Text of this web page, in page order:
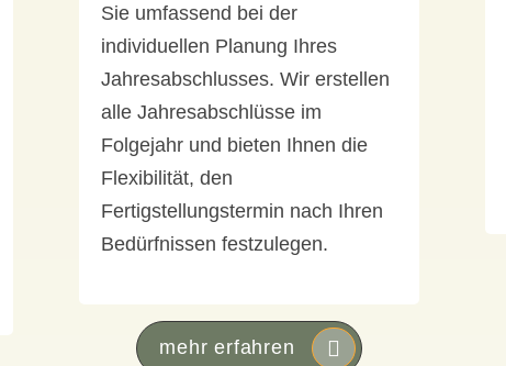
Sie umfassend bei der
individuellen Planung Ihres
Jahresabschlusses. Wir erstellen
alle Jahresabschlüsse im
Folgejahr und bieten Ihnen die
Flexibilität, den
Fertigstellungstermin nach Ihren
Bedürfnissen festzulegen.
mehr erfahren